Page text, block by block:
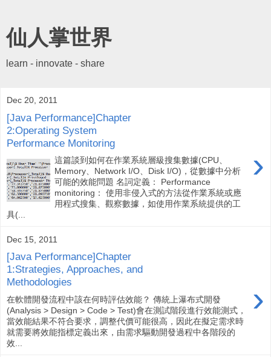
仙人掌世界
learn - innovate - share
Dec 20, 2011
[Java Performance]Chapter
2:Operating System
Performance Monitoring
›
這篇談到如何在作業系統層級搜集數據(CPU、
Memory、Network I/O、Disk I/O)，從數據中分析
可能的效能問題 名詞定義： Performance
monitoring： 使用非侵入式的方法從作業系統或應
用程式搜集、觀察數據，如使用作業系統提供的工
具(...
Dec 15, 2011
[Java Performance]Chapter
1:Strategies, Approaches, and
Methodologies
›
在軟體開發流程中該在何時評估效能？ 傳統上瀑布式開發
(Analysis > Design > Code > Test)會在測試階段進行效能測式，
當效能結果不符合要求，調整代價可能很高，因此在擬定需求時
就需要將效能指標定義出來，由需求驅動開發過程中各階段的
效...